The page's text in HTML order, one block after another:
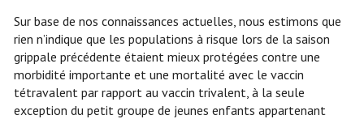
Sur base de nos connaissances actuelles, nous estimons que
rien n’indique que les populations à risque lors de la saison
grippale précédente étaient mieux protégées contre une
morbidité importante et une mortalité avec le vaccin
tétravalent par rapport au vaccin trivalent, à la seule
exception du petit groupe de jeunes enfants appartenant